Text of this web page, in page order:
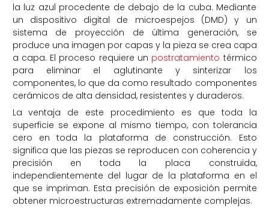
la luz azul procedente de debajo de la cuba. Mediante
un dispositivo digital de microespejos (DMD) y un
sistema de proyección de última generación, se
produce una imagen por capas y la pieza se crea capa
a capa. El proceso requiere un postratamiento térmico
para eliminar el aglutinante y sinterizar los
componentes, lo que da como resultado componentes
cerámicos de alta densidad, resistentes y duraderos.
La ventaja de este procedimiento es que toda la
superficie se expone al mismo tiempo, con tolerancia
cero en toda la plataforma de construcción. Esto
significa que las piezas se reproducen con coherencia y
precisión en toda la placa construida,
independientemente del lugar de la plataforma en el
que se impriman. Esta precisión de exposición permite
obtener microestructuras extremadamente complejas.